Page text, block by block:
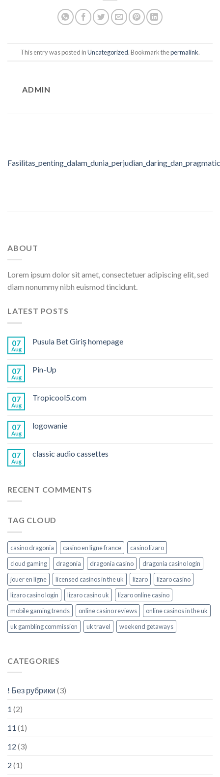
This entry was posted inUncategorized. Bookmark thepermalink.
ADMIN
ABOUT
Lorem ipsum dolor sit amet, consectetuer adipiscing elit, sed
diam nonummy nibh euismod tincidunt.
LATEST POSTS
07
Aug
Pusula Bet Giriş homepage
07
Aug
Pin-Up
07
Aug
Tropicool5.com
07
Aug
logowanie
07
Aug
classic audio cassettes
RECENT COMMENTS
TAG CLOUD
casino dragonia casino en ligne france
casino lizaro
cloud gaming
dragonia dragonia casino
dragonia casino login
jouer en ligne
licensed casinos in the uk lizaro
lizaro casino
lizaro casino login
lizaro casino uk
lizaro online casino
mobile gaming trends
online casino reviews
online casinos in the uk
uk gambling commission
uk travel weekend getaways
CATEGORIES
! Без рубрики (3)
1 (2)
11 (1)
12 (3)
2 (1)